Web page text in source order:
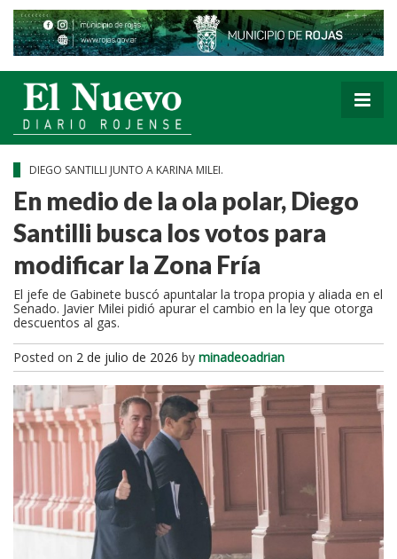
DIEGO SANTILLI JUNTO A KARINA MILEI.
En medio de la ola polar, Diego
Santilli busca los votos para
modificar la Zona Fría
El jefe de Gabinete buscó apuntalar la tropa propia y aliada en el
Senado. Javier Milei pidió apurar el cambio en la ley que otorga
descuentos al gas.
Posted on 2 de julio de 2026 by minadeoadrian